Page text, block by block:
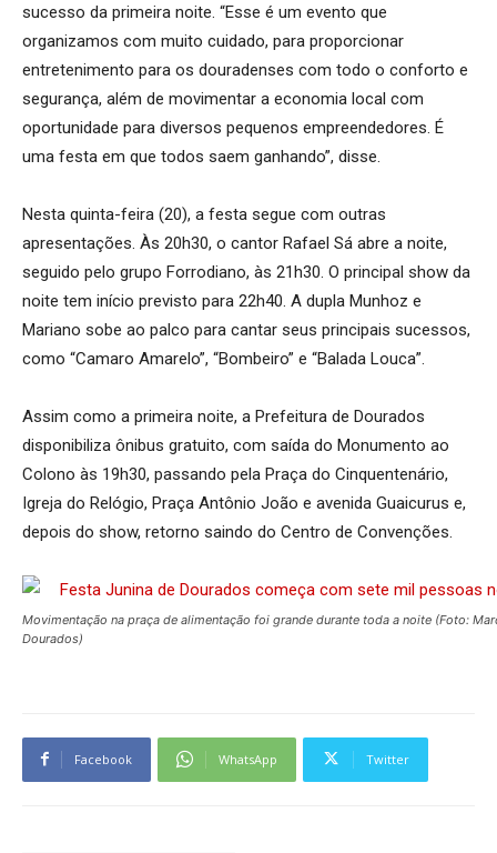
sucesso da primeira noite. “Esse é um evento que
organizamos com muito cuidado, para proporcionar
entretenimento para os douradenses com todo o conforto e
segurança, além de movimentar a economia local com
oportunidade para diversos pequenos empreendedores. É
uma festa em que todos saem ganhando”, disse.
Nesta quinta-feira (20), a festa segue com outras
apresentações. Às 20h30, o cantor Rafael Sá abre a noite,
seguido pelo grupo Forrodiano, às 21h30. O principal show da
noite tem início previsto para 22h40. A dupla Munhoz e
Mariano sobe ao palco para cantar seus principais sucessos,
como “Camaro Amarelo”, “Bombeiro” e “Balada Louca”.
Assim como a primeira noite, a Prefeitura de Dourados
disponibiliza ônibus gratuito, com saída do Monumento ao
Colono às 19h30, passando pela Praça do Cinquentenário,
Igreja do Relógio, Praça Antônio João e avenida Guaicurus e,
depois do show, retorno saindo do Centro de Convenções.
Movimentação na praça de alimentação foi grande durante toda a noite (Foto:
Dourados)
Facebook WhatsApp Twitter